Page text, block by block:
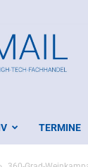
TERMINE